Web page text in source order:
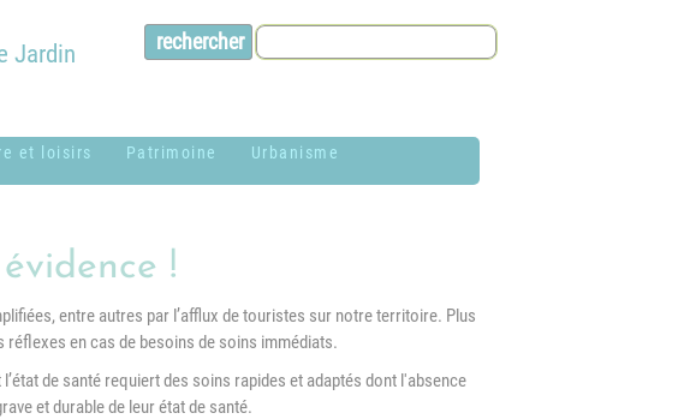
Jardin
et loisirs
&
Patrimoine
commune
Maires de Jardin
Photothèque
Urbanisme
Dossier P.L.U. -
Approuvé le 18
décembre 2018
!
entre autres par l’afflux de touristes sur notre territoire. Plus
réflexes en cas de besoins de soins immédiats.
de santé requiert des soins rapides et adaptés dont l'absence
et durable de leur état de santé.